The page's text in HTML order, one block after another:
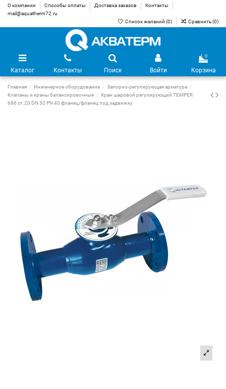
О компании Способы оплаты Доставка заказов
Контакты
mail@aquatherm72.ru
Список желаний (0) Сравнить (0)
Каталог Контакты Поиск Войти
0
Корзина
Главная Инженерное оборудование
Запорно-регулирующая арматура
Клапаны и краны балансировочные
Кран шаровой регулирующий TEMPER
686 ст.20 DN 50 PN 40 фланец/фланец под задвижку